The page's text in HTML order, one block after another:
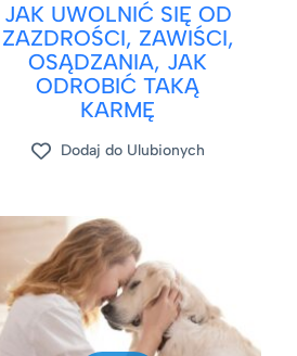
JAK UWOLNIĆ SIĘ OD
ZAZDROŚCI, ZAWIŚCI,
OSĄDZANIA, JAK
ODROBIĆ TAKĄ
KARMĘ
Dodaj do Ulubionych